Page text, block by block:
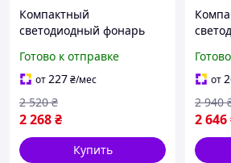
Компактный
светодиодный фонарь
фонарик для охоты,
Светодиодный
компактный фонарь
Готово к отправке
от227₴/мес
2 268₴
2 520 ₴
Купить
от
2 646
2 940